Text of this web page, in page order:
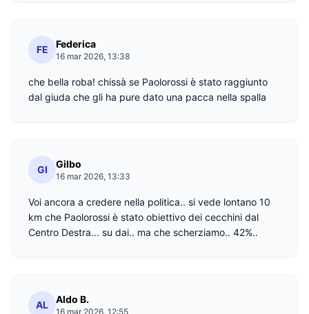
FE Federica
16 mar 2026, 13:38
che bella roba! chissà se Paolorossi è stato raggiunto
dal giuda che gli ha pure dato una pacca nella spalla
GI Gilbo
16 mar 2026, 13:33
Voi ancora a credere nella politica.. si vede lontano 10
km che Paolorossi è stato obiettivo dei cecchini dal
Centro Destra... su dai.. ma che scherziamo.. 42%..
AL Aldo B.
16 mar 2026, 12:55